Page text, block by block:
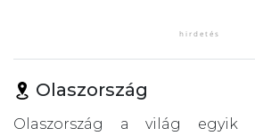
Olaszország
Olaszország a világ egyik